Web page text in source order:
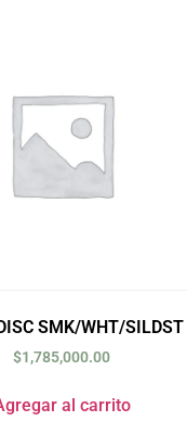
SMK/WHT/
$1,785,000.00
al carrito